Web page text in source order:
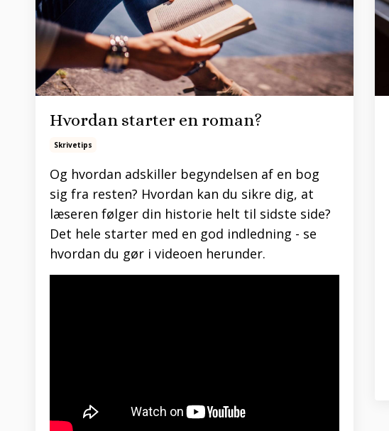
Hvordan starter en roman?
Skrivetips
Og hvordan adskiller begyndelsen af en bog
sig fra resten? Hvordan kan du sikre dig, at
læseren følger din historie helt til sidste side?
Det hele starter med en god indledning - se
hvordan du gør i videoen herunder.